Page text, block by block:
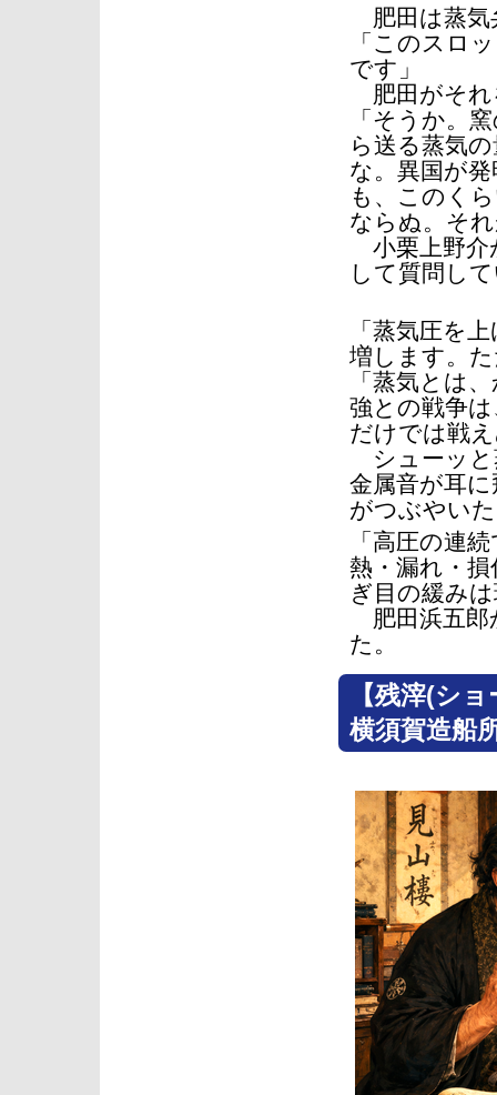
肥田は蒸気
「このスロ
です」
肥田がそれ
「そうか。
ら送る蒸気
な。異国が
も、このく
ならぬ。そ
小栗上野介
して質問し
「蒸気圧を
増します。
「蒸気とは
強との戦争
だけでは戦
シューッと
金属音が耳
がつぶやい
「高圧の連
熱・漏れ・
ぎ目の緩み
肥田浜五郎
た。
【残滓(シ
横須賀造船